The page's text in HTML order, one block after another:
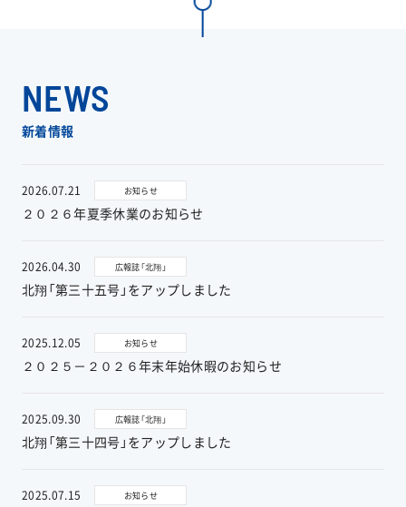
NEWS
新着情報
2026.07.21 お知らせ
２０２６年夏季休業のお知らせ
2026.04.30 広報誌「北翔」
北翔「第三十五号」をアップしました
2025.12.05 お知らせ
２０２５－２０２６年末年始休暇のお知らせ
2025.09.30 広報誌「北翔」
北翔「第三十四号」をアップしました
2025.07.15 お知らせ
沿革
新着情報
ブログ